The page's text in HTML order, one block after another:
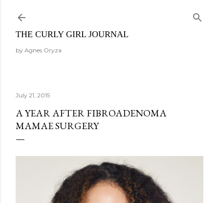
THE CURLY GIRL JOURNAL
by Agnes Oryza
July 21, 2015
A YEAR AFTER FIBROADENOMA
MAMAE SURGERY